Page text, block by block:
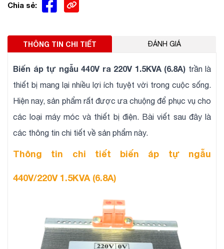
Chia sẻ:
THÔNG TIN CHI TIẾT ĐÁNH GIÁ
Biến áp tự ngẫu 440V ra 220V 1.5KVA (6.8A) trần là
thiết bị mang lại nhiều lợi ích tuyệt vời trong cuộc sống.
Hiện nay, sản phẩm rất được ưa chuộng để phục vụ cho
các loại máy móc và thiết bị điện. Bài viết sau đây là
các thông tin chi tiết về sản phẩm này.
Thông tin chi tiết biến áp tự ngẫu
440V/220V 1.5KVA (6.8A)